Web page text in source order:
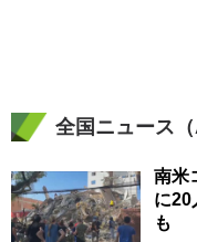
全国ニュース（
南米
に
も